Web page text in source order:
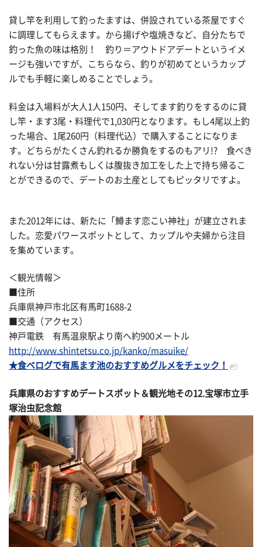
貸し竿を利用して釣ったますは、併設されている茶屋ですぐ
に調理してもらえます。から揚げや塩焼きなど、自分たちで
釣った魚の味は格別！ 釣り＝アウトドアデートというイメ
ージも強いですが、こちらなら、釣りが初めてというカップ
ルでも手軽に楽しめることでしょう。
料金は入場料が大人1人150円、そしてます釣りをするのに貸
し竿・ます3尾・料理代で1,030円となります。もし4尾以上釣
った場合、1尾260円（料理代込）で購入することになりま
す。どちらがたくさん釣れるか勝負をするのもアリ!? 食べき
れない分は甘露煮もしくは腹抜き加工をした上で持ち帰るこ
とができるので、デートのお土産としてもピッタリですよ。
また2012年には、新たに「鱒ます恋こい神社」が建立されま
した。恋愛パワースポットとして、カップルや夫婦から注目
を集めています。
＜観光情報＞
■住所
兵庫県神戸市北区有馬町1688-2
■交通（アクセス）
神戸電鉄 有馬温泉駅より南へ約900メートル
http://www.shintetsu.co.jp/kanko/masuike/
★食べログで有馬ます池のおすすめグルメをチェック！
兵庫県のおすすめデートスポット＆観光地その12.宝塚市立手
塚治虫記念館